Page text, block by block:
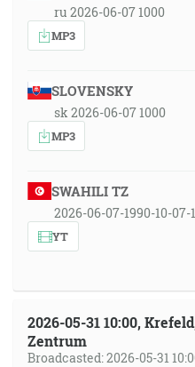
ru 2026-06-07 1000
MP3
SLOVENSKY
sk 2026-06-07 1000
MP3
SWAHILI TZ
2026-06-07-1990-10-
YT
2026-05-31 10:00,
Zentrum
Broadcasted: 2026-05-31